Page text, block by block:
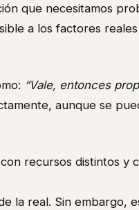
que necesitamos
a los factores
“Vale, entonces
aunque se
recursos distintos y
la real. Sin embargo,